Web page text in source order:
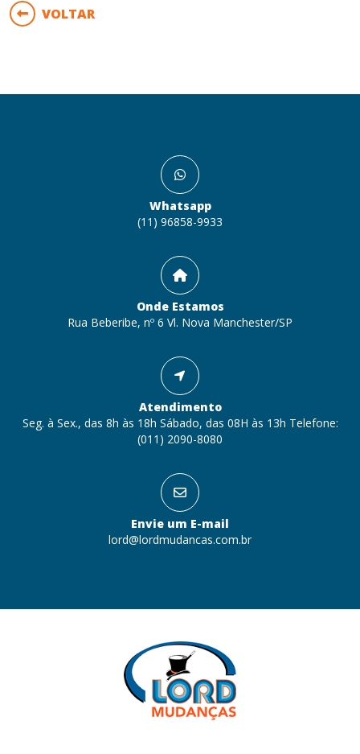
VOLTAR
Whatsapp
(11) 96858-9933
Onde Estamos
Rua Beberibe, nº 6 Vl. Nova Manchester/SP
Atendimento
Seg. à Sex., das 8h às 18h Sábado, das 08H às 13h Telefone:
(011) 2090-8080
Envie um E-mail
lord@lordmudancas.com.br